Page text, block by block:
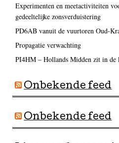
Experimenten en meetactiviteiten
gedeeltelijke zonsverduistering
PD6AB vanuit de vuurtoren Oud-
Propagatie verwachting
PI4HM – Hollands Midden zit in
Onbekende feed
Onbekende feed